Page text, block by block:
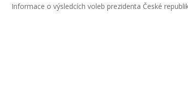
Informace o výsledcích voleb prezidenta České